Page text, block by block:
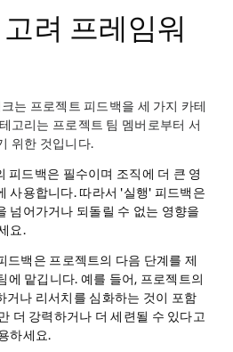
려 프레임워
는 프로젝트 피드백을 세 가지 카테
고리는 프로젝트 팀 멤버로부터 서
위한 것입니다.
피드백은 필수이며 조직에 더 큰 영
사용합니다. 따라서 '실행' 피드백은
넘어가거나 되돌릴 수 없는 영향을
요.
드백은 프로젝트의 다음 단계를 제
에 맡깁니다. 예를 들어, 프로젝트의
거나 리서치를 심화하는 것이 포함
더 강력하거나 더 세련될 수 있다고
하세요.